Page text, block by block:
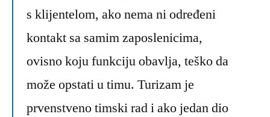
s klijentelom, ako nema ni određeni
kontakt sa samim zaposlenicima,
ovisno koju funkciju obavlja, teško da
može opstati u timu. Turizam je
prvenstveno timski rad i ako jedan dio